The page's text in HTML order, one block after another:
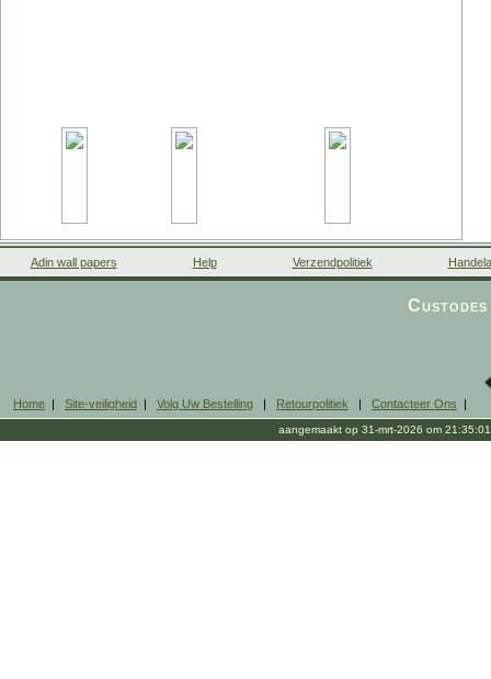
Adin wall papers Help Verzendpolitiek
Home | Site-veiligheid | Volg Uw Bestelling | Retourpolitiek | Contacteer Ons |
aangemaakt op 31-mrt-2026 om